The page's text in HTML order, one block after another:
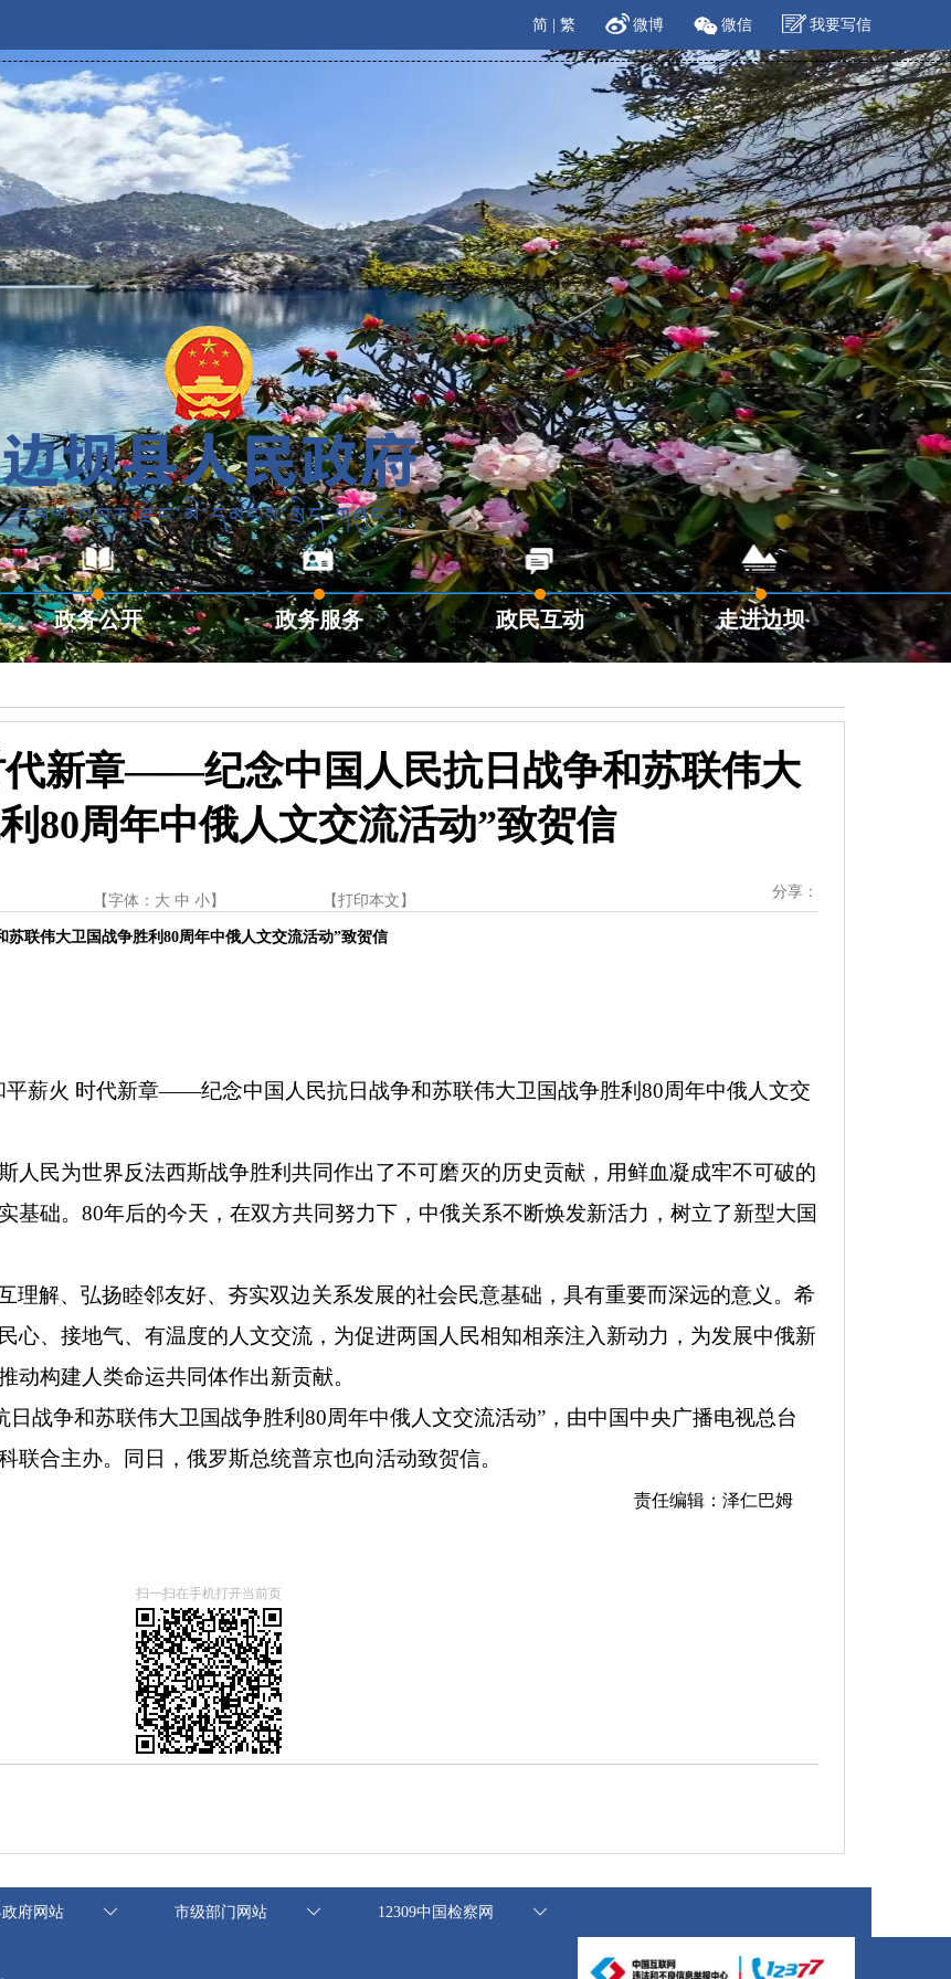
简 繁 微博 微信 我要写信
政务公开 政务服务 政民互动 走进边坝
代新章——纪念中国人民抗日战争和苏联伟大
80周年中俄人文交流活动”致贺信
【字体： 大 中 小】 【 打印本文 】
分享：
苏联伟大卫国战争胜利80周年中俄人文交流活动”致贺信
平薪火 时代新章——纪念中国人民抗日战争和苏联伟大卫国战争胜利80周年中俄人文交
人民为世界反法西斯战争胜利共同作出了不可磨灭的历史贡献，用鲜血凝成牢不可破的
基础。80年后的今天，在双方共同努力下，中俄关系不断焕发新活力，树立了新型大国
理解、弘扬睦邻友好、夯实双边关系发展的社会民意基础，具有重要而深远的意义。希
心、接地气、有温度的人文交流，为促进两国人民相知相亲注入新动力，为发展中俄新
动构建人类命运共同体作出新贡献。
战争和苏联伟大卫国战争胜利80周年中俄人文交流活动”，由中国中央广播电视总台
合主办。同日，俄罗斯总统普京也向活动致贺信。
责任编辑：泽仁巴姆
扫一扫在手机打开当前页
府网站 市级部门网站 12309中国检察网